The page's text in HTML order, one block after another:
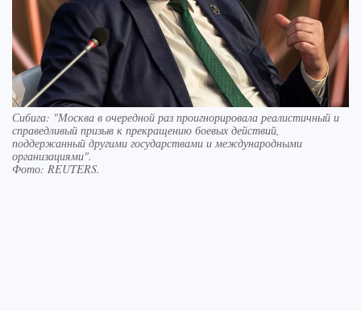
Сибига: "Москва в очередной раз проигнорировала реалистичный и
справедливый призыв к прекращению боевых действий,
поддержанный другими государствами и международными
организациями".
Фото: REUTERS.